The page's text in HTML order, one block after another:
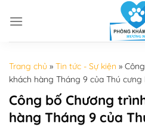
Trang chủ » Tin tức - Sự kiện »
khách hàng Tháng 9 của Thú cưng
Công bố Chương
hàng Tháng 9 của